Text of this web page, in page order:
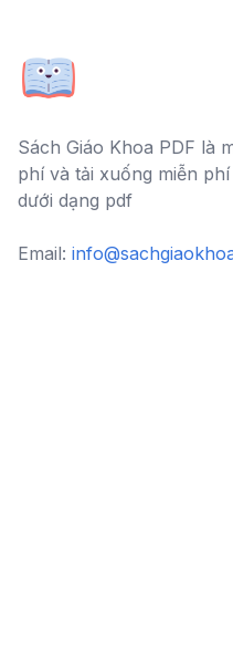
Sách Giáo Khoa PDF là
phí và tải xuống miễn
dưới dạng pdf
Email: